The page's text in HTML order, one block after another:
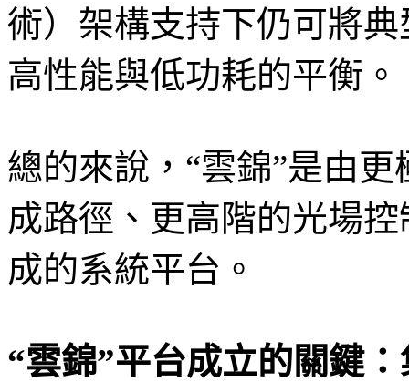
術）架構支持下仍可將
高性能與低功耗的平衡。
總的來說，“雲錦”是由
成路徑、更高階的光場
成的系統平台。
“雲錦”平台成立的關鍵